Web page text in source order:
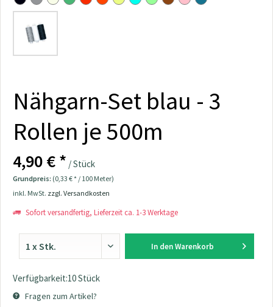
Nähgarn-Set blau - 3
Rollen je 500m
4,90 € * / Stück
Grundpreis: (0,33 € * / 100 Meter)
inkl. MwSt. zzgl. Versandkosten
Sofort versandfertig, Lieferzeit ca. 1-3 Werktage
In den Warenkorb
Verfügbarkeit:10 Stück
Fragen zum Artikel?